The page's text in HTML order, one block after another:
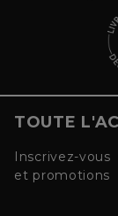
TOUTE
Inscrivez-
et promotions